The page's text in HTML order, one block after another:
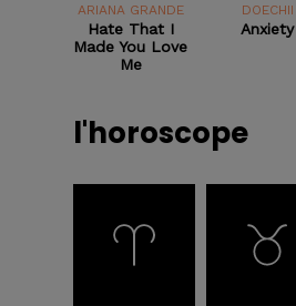
ARIANA GRANDE
Hate That I
Made You Love
Me
DOECHII
Anxiety
l'horoscope